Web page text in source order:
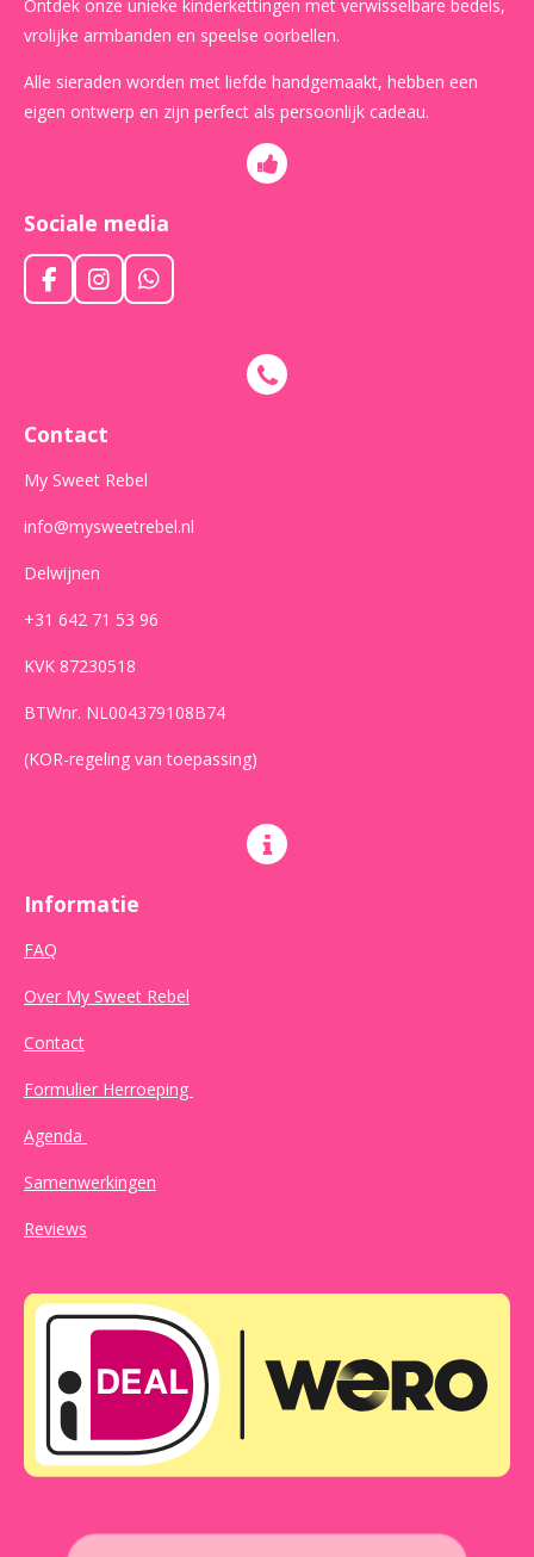
Ontdek onze unieke kinderkettingen met verwisselbare bedels,
vrolijke armbanden en speelse oorbellen.
Alle sieraden worden met liefde handgemaakt, hebben een
eigen ontwerp en zijn perfect als persoonlijk cadeau.
Sociale media
F
a
k
I
n
r
a
m
W
h
Contact
My Sweet Rebel
info@mysweetrebel.nl
Delwijnen
+31 642 71 53 96
KVK 87230518
BTWnr. NL004379108B74
(KOR-regeling van toepassing)
Informatie
FAQ
Over My Sweet Rebel
Contact
Formulier Herroeping
Agenda
Samenwerkingen
Reviews